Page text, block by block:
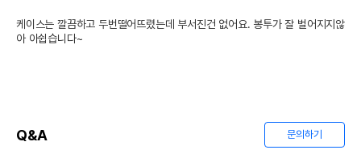
법에 의한 인증,허가 등을
받았음을 확인할수 있는
수입자를 함께 표기
케이스는 깔끔하고 두번떨어뜨렸는데 부서진건 없어요. 봉투가 잘 벌어지지않
아 아쉽습니다~
Q&A 문의하기